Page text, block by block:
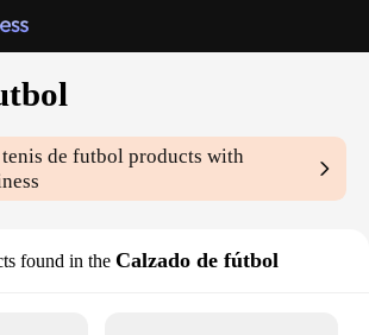
tenis de futbol products with
found in the Calzado de fútbol